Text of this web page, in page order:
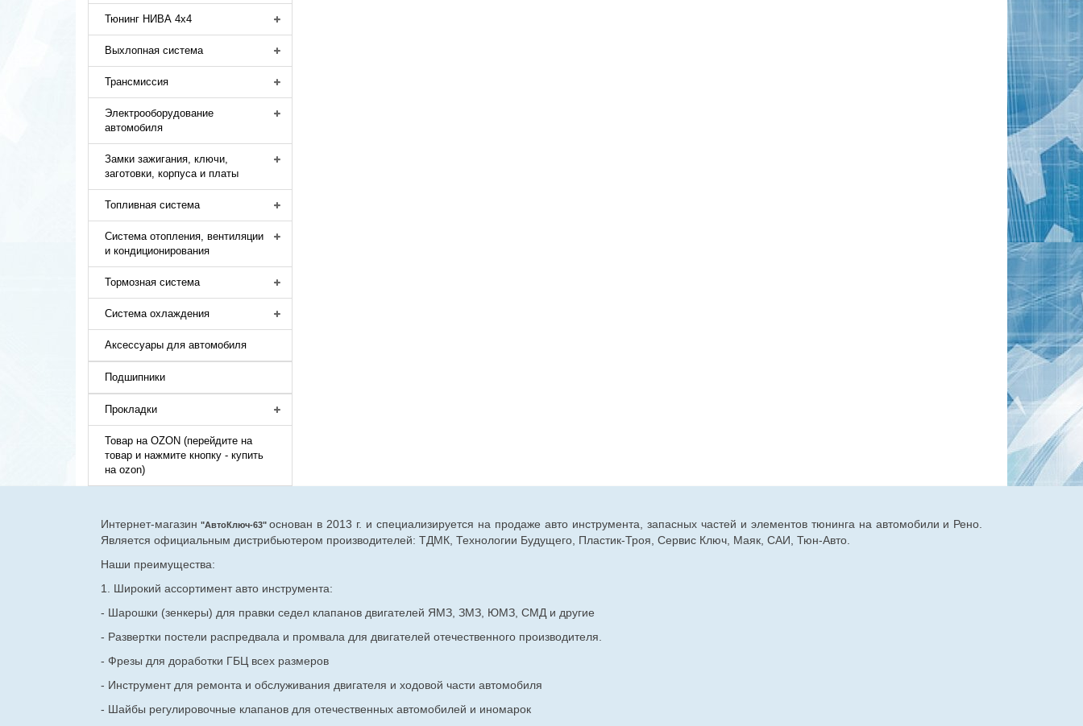
Тюнинг НИВА 4х4
Выхлопная система
Трансмиссия
Электрооборудование
автомобиля
Замки зажигания, ключи,
заготовки, корпуса и платы
Топливная система
Система отопления, вентиляции
и кондиционирования
Тормозная система
Система охлаждения
Аксессуары для автомобиля
Подшипники
Прокладки
Товар на OZON (перейдите на
товар и нажмите кнопку - купить
на ozon)
Интернет-магазин "АвтоКлюч-63"основан в 2013 г. и специализируется на продаже авто инструмента, запасных частей и элементов тюнинга на автомобили и Рено.
Является официальным дистрибьютером производителей: ТДМК, Технологии Будущего, Пластик-Троя, Сервис Ключ, Маяк, САИ, Тюн-Авто.
Наши преимущества:
1. Широкий ассортимент авто инструмента:
- Шарошки (зенкеры) для правки седел клапанов двигателей ЯМЗ, ЗМЗ, ЮМЗ, СМД и другие
- Развертки постели распредвала и промвала для двигателей отечественного производителя.
- Фрезы для доработки ГБЦ всех размеров
- Инструмент для ремонта и обслуживания двигателя и ходовой части автомобиля
- Шайбы регулировочные клапанов для отечественныхавтомобилей и иномарок